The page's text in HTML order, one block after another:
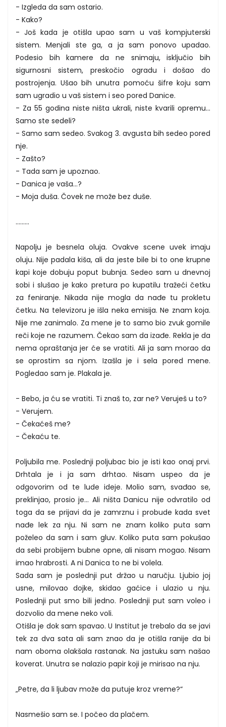
- Izgleda da sam ostario.
- Kako?
- Još kada je otišla upao sam u vaš kompjuterski
sistem. Menjali ste ga, a ja sam ponovo upadao.
Podesio bih kamere da ne snimaju, isključio bih
sigurnosni sistem, preskočio ogradu i došao do
postrojenja. Ušao bih unutra pomoću šifre koju sam
sam ugradio u vaš sistem i seo pored Danice.
- Za 55 godina niste ništa ukrali, niste kvarili opremu...
Samo ste sedeli?
- Samo sam sedeo. Svakog 3. avgusta bih sedeo pored
nje.
- Zašto?
- Tada sam je upoznao.
- Danica je vaša...?
- Moja duša. Čovek ne može bez duše.
.........
Napolju je besnela oluja. Ovakve scene uvek imaju
oluju. Nije padala kiša, ali da jeste bile bi to one krupne
kapi koje dobuju poput bubnja. Sedeo sam u dnevnoj
sobi i slušao je kako pretura po kupatilu tražeći četku
za feniranje. Nikada nije mogla da nađe tu prokletu
četku. Na televizoru je išla neka emisija. Ne znam koja.
Nije me zanimalo. Za mene je to samo bio zvuk gomile
reči koje ne razumem. Čekao sam da izađe. Rekla je da
nema opraštanja jer će se vratiti. Ali ja sam morao da
se oprostim sa njom. Izašla je i sela pored mene.
Pogledao sam je. Plakala je.
- Bebo, ja ću se vratiti. Ti znaš to, zar ne? Veruješ u to?
- Verujem.
- Čekaćeš me?
- Čekaću te.
Poljubila me. Poslednji poljubac bio je isti kao onaj prvi.
Drhtala je i ja sam drhtao. Nisam uspeo da je
odgovorim od te lude ideje. Molio sam, svađao se,
preklinjao, prosio je... Ali ništa Danicu nije odvratilo od
toga da se prijavi da je zamrznu i probude kada svet
nađe lek za nju. Ni sam ne znam koliko puta sam
poželeo da sam i sam gluv. Koliko puta sam pokušao
da sebi probijem bubne opne, ali nisam mogao. Nisam
imao hrabrosti. A ni Danica to ne bi volela.
Sada sam je poslednji put držao u naručju. Ljubio joj
usne, milovao dojke, skidao gaćice i ulazio u nju.
Poslednji put smo bili jedno. Poslednji put sam voleo i
dozvolio da mene neko voli.
Otišla je dok sam spavao. U Institut je trebalo da se javi
tek za dva sata ali sam znao da je otišla ranije da bi
nam oboma olakšala rastanak. Na jastuku sam našao
koverat. Unutra se nalazio papir koji je mirisao na nju.
„Petre, da li ljubav može da putuje kroz vreme?“
Nasmešio sam se. I počeo da plačem.